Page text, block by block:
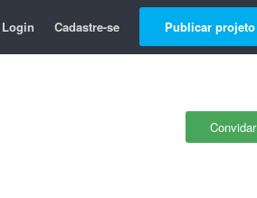
Login Cadastre-se Publicar projeto
Convidar